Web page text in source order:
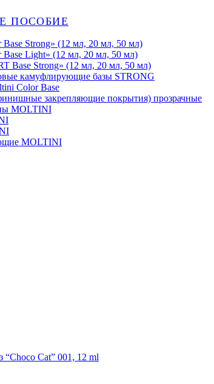
ПОСОБИЕ
Strong» (12 мл, 20 мл, 50 мл)
Light» (12 мл, 20 мл, 50 мл)
Base Strong» (12 мл, 20 мл, 50 мл)
камуфлирующие базы STRONG
Color Base
закрепляющие покрытия) прозрачные
MOLTINI
MOLTINI
“Choco Cat” 001, 12 ml